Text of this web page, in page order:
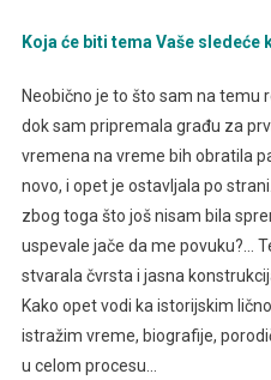
Koja će biti tema Vaše sledeće
Neobično je to što sam na temu
dok sam pripremala građu za
vremena na vreme bih obratila
novo, i opet je ostavljala po
zbog toga što još nisam bila
uspevale jače da me povuku?…
stvarala čvrsta i jasna
Kako opet vodi ka istorijskim
istražim vreme, biografije,
u celom procesu…